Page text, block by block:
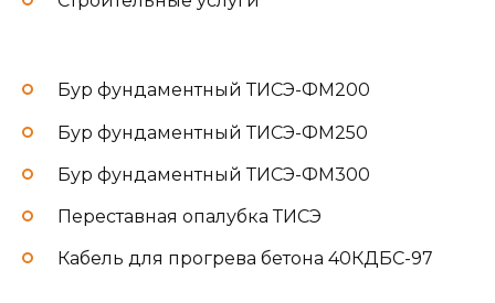
Бур фундаментный ТИСЭ-ФМ200
Бур фундаментный ТИСЭ-ФМ250
Бур фундаментный ТИСЭ-ФМ300
Переставная опалубка ТИСЭ
Кабель для прогрева бетона 40КДБС-97